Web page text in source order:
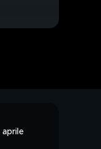
aprile